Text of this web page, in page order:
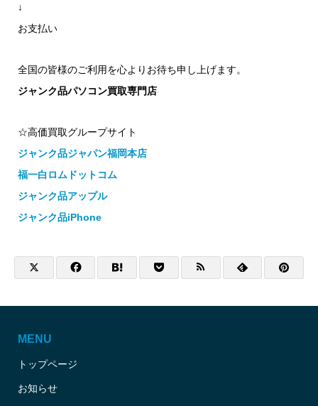
↓
お支払い
全国の皆様のご利用を心よりお待ち申し上げます。
ジャンク品パソコン買取専門店
☆高価買取グループサイト
ジャンク品ジャパン福岡本店
福一白ロムドットコム
ジャンク品アップル
ジャンク品iPhone
MENU
トップページ
お知らせ